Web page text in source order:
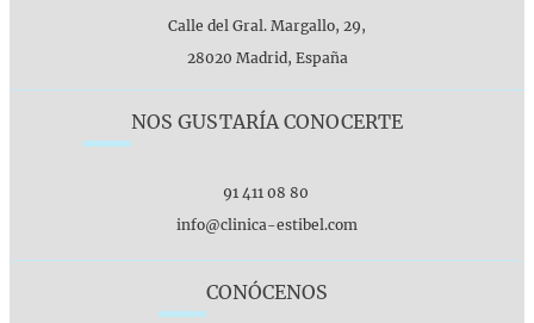
Calle del Gral. Margallo, 29,
28020 Madrid, España
NOS GUSTARÍA CONOCERTE
91 411 08 80
info@clinica-estibel.com
CONÓCENOS